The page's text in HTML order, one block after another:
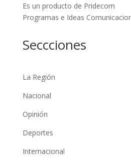
Es un producto de Pridecom
Programas e Ideas
Seccciones
La Región
Nacional
Opinión
Deportes
Internacional